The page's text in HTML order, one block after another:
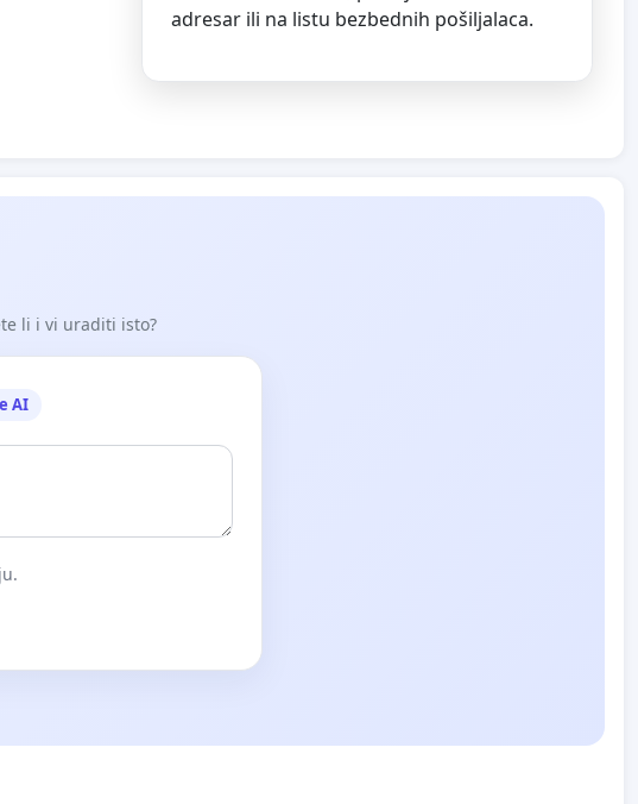
što
adresar ili na listu bezbednih pošiljalaca.
li i vi uraditi isto?
AI